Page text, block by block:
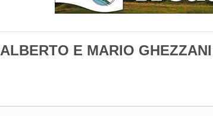
ALBERTO E MARIO